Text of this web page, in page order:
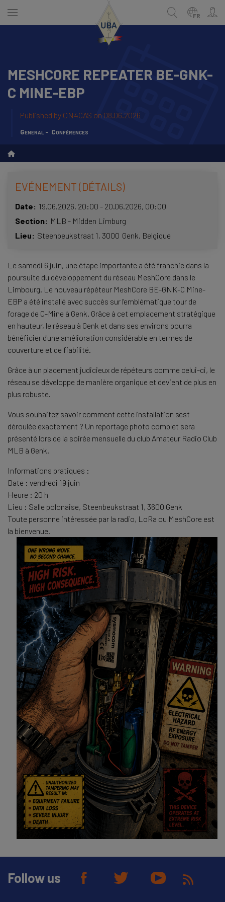
FR
NEDERLANDS
FRANÇAIS
Recherche
MESHCORE REPEATER BE-GNK-
C MINE-EBP
Published by ON4CAS on 08.06.2026
General Conférences
EVÉNEMENT (DÉTAILS)
Date 19.06.2026, 20:00 - 20.06.2026, 00:00
Section
MLB - Midden Limburg
Lieu
Steenbeukstraat 1, 3000 Genk Belgique
Le samedi 6 juin, une étape importante a été franchie dans la
poursuite du développement du réseau MeshCore dans le
Limbourg. Le nouveau répéteur MeshCore BE-GNK-C Mine-
EBP a été installé avec succès sur l'emblématique tour de
forage de C-Mine à Genk. Grâce à cet emplacement stratégique
en hauteur, le réseau à Genk et dans ses environs pourra
bénéficier d'une amélioration considérable en termes de
couverture et de fiabilité.
Grâce à un placement judicieux de répéteurs comme celui-ci, le
réseau se développe de manière organique et devient de plus en
plus robuste.
Vous souhaitez savoir comment cette installation s'est
déroulée exactement ? Un reportage photo complet sera
présenté lors de la soirée mensuelle du club Amateur Radio Club
MLB à Genk.
Informations pratiques :
Date : vendredi 19 juin
Heure : 20 h
Lieu : Salle polonaise, Steenbeukstraat 1, 3600 Genk
Toute personne intéressée par la radio, LoRa ou MeshCore est
la bienvenue.
Follow us